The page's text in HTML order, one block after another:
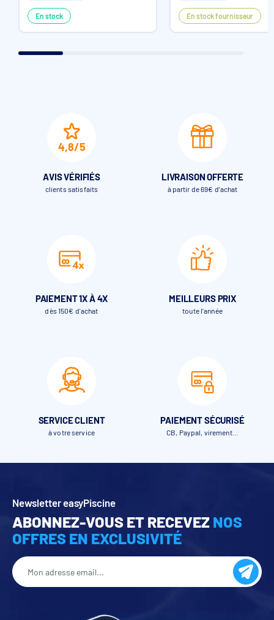
En stock En stock fournisseur
4,8/5
AVIS VÉRIFIÉS
clients satisfaits
LIVRAISON OFFERTE
à partir de 69€ d’achat
PAIEMENT 1X À 4X
dès 150€ d'achat
MEILLEURS PRIX
toute l’année
SERVICE CLIENT
à votre service
PAIEMENT SÉCURISÉ
CB, Paypal, virement…
Newsletter easyPiscine
ABONNEZ-VOUS ET RECEVEZ NOS
OFFRES EN EXCLUSIVITÉ